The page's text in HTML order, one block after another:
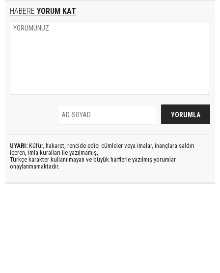
HABERE YORUM KAT
UYARI: Küfür, hakaret, rencide edici cümleler veya imalar, inançlara saldırı
içeren, imla kuralları ile yazılmamış,
Türkçe karakter kullanılmayan ve büyük harflerle yazılmış yorumlar
onaylanmamaktadır.